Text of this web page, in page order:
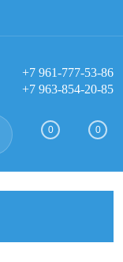
Вход Регистрация
+7 961-777-53-86
+7 963-854-20-85
0 0